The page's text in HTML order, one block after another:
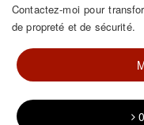
Contactez-moi pour
de propreté et de sécurité.